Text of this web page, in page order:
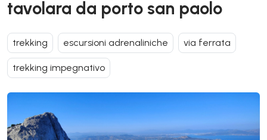
tavolara da porto san paolo
trekking escursioni adrenaliniche via ferrata
trekking impegnativo